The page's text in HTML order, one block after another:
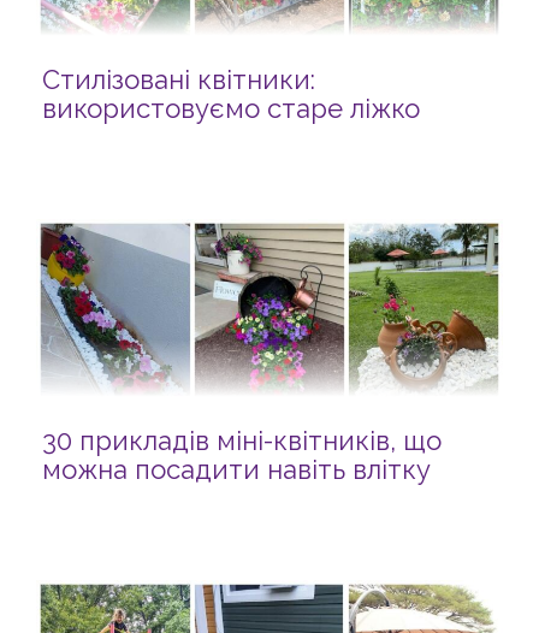
Стилізовані квітники:
використовуємо старе ліжко
30 прикладів міні-квітників, що
можна посадити навіть влітку